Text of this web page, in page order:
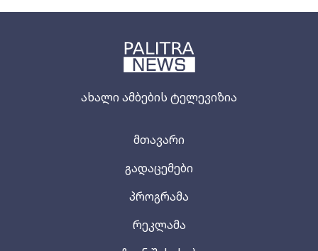
ახალი ამბების ტელევიზია
მთავარი
გადაცემები
პროგრამა
რეკლამა